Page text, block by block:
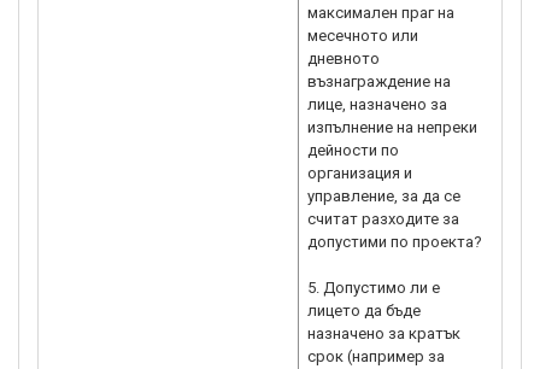
максимален праг на
месечното или
дневното
възнаграждение на
лице, назначено за
изпълнение на непреки
дейности по
организация и
управление, за да се
считат разходите за
допустими по проекта?
5. Допустимо ли е
лицето да бъде
назначено за кратък
срок (например за